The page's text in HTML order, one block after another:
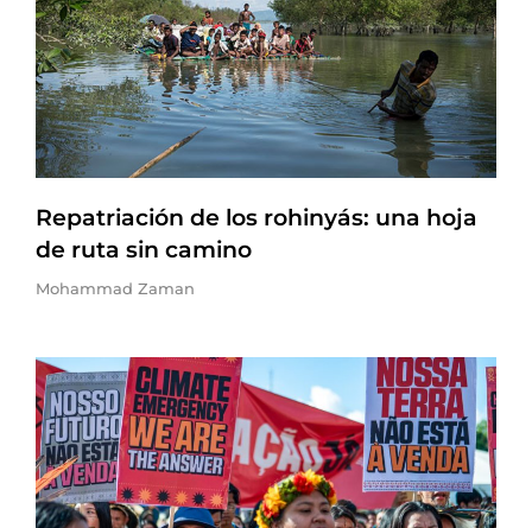
Repatriación de los rohinyás: una hoja
de ruta sin camino
Mohammad Zaman